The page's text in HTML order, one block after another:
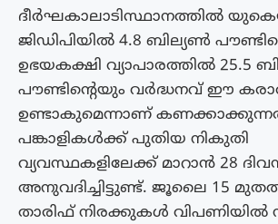
ദീർഘകാലാടിസ്ഥാനത്തിൽ
ജിഡിപിയിൽ 4.8 ബില്യൺ
ഉഭയകക്ഷി വ്യാപാരത്തിൽ 25.5
പൗണ്ടിന്റെയും വർദ്ധനവ് ഈ
ഉണ്ടാകുമെന്നാണ്
പങ്കാളികൾക്ക് പുതിയ നികുതി
വ്യവസ്ഥകളിലേക്ക് മാറാൻ 28
അനുവദിച്ചിട്ടുണ്ട്. ജൂലൈ 15
താരിഫ് നിരക്കുകൾ വിപണിയിൽ